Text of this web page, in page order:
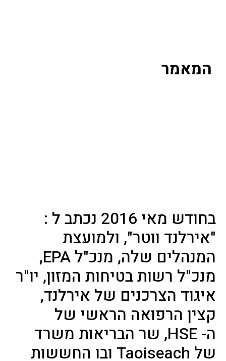
המאמר
בחודש מאי 2016 נכתב ל :
"אירלנד ווטר", ולמועצת
המנהלים שלה, מנכ"לEPA
,
מנכ"ל רשות בטיחות המזון, יו"ר
איגוד הצרכנים של אירלנד,
קצין הרפואה הראשי של
ה-HSE, שר הבריאות משרד
שלTaoiseachובו החששות